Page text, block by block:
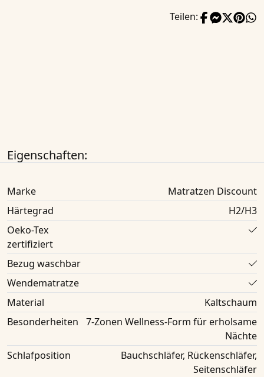
Teilen:
Eigenschaften:
Marke
Matratzen Discount
Härtegrad
H2/H3
Oeko-Tex
zertifiziert
Bezug waschbar
Wendematratze
Material
Kaltschaum
Besonderheiten
7-Zonen Wellness-Form für erholsame
Nächte
Schlafposition
Bauchschläfer, Rückenschläfer,
Seitenschläfer